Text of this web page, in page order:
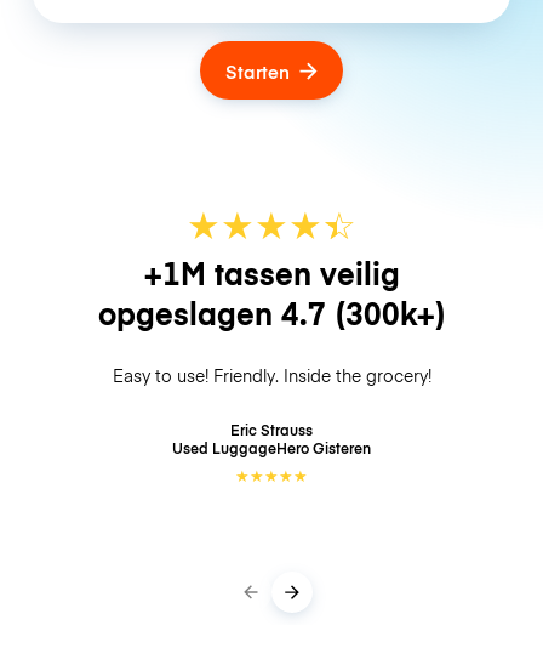
Starten
★★★★☆
★
+1M tassen veilig
opgeslagen 4.7 (300k+)
Easy to use! Friendly. Inside the grocery!
Eric Strauss
Used LuggageHeroGisteren
★★★★★